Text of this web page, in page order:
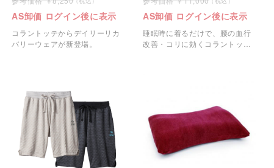
AS卸価 ログイン後に表示
コラントッテからデイリーリカ
バリーウェアが新登場。
AS卸価 ログイン後に表示
睡眠時に着るだけで、腰の血行
改善・コリに効くコラントッテ